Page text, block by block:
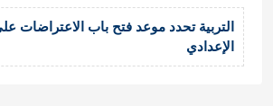
التربية تحدد موعد فتح باب الاعتراضات
الإعدادي